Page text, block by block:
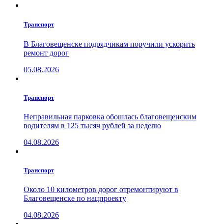
Транспорт
В Благовещенске подрядчикам поручили ускорить
ремонт дорог
05.08.2026
Транспорт
Неправильная парковка обошлась благовещенским
водителям в 125 тысяч рублей за неделю
04.08.2026
Транспорт
Около 10 километров дорог отремонтируют в
Благовещенске по нацпроекту
04.08.2026